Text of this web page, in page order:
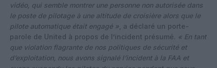
vidéo, qui semble montrer une personne non autorisée dans
le poste de pilotage à une altitude de croisière alors que le
pilote automatique était engagé » , a déclaré un porte-
parole de United à propos de l’incident présumé. « En tant
que violation flagrante de nos politiques de sécurité et
d’exploitation, nous avons signalé l’incident à la FAA et